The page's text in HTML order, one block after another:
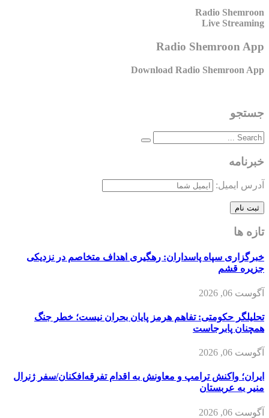
Radio Shemroon
Live Streaming
Radio Shemroon App
Download Radio Shemroon App
جستجو
خبرنامه
آدرس ایمیل:
تازه ها
خبرگزاری سپاه پاسداران: رهگیری اهداف متخاصم در نزدیکی
جزیره قشم
آگوست 06, 2026
تحلیلگر حکومتی: تفاهم هرمز پایان بحران نیست؛ خطر جنگ
همچنان پابرجاست
آگوست 06, 2026
ایران؛ واکنش ترامپ و معاونش به اقدام تفرقه‌افکنان/سفر ژنرال
منیر به عربستان
آگوست 06, 2026